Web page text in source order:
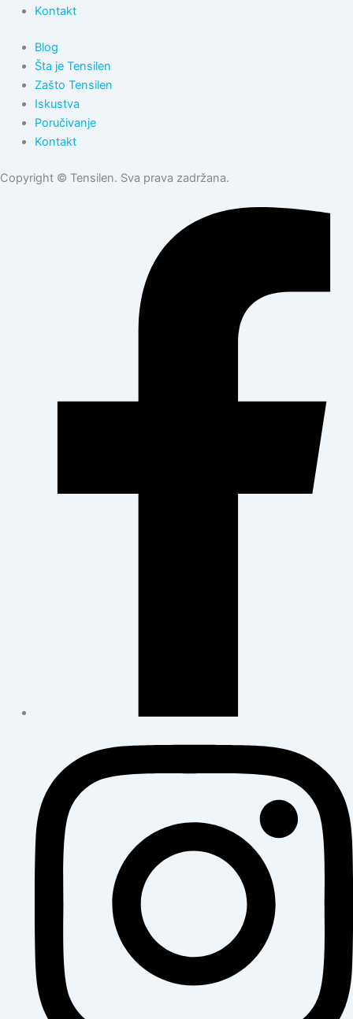
Kontakt
Blog
Šta je Tensilen
Zašto Tensilen
Iskustva
Poručivanje
Kontakt
Copyright © Tensilen. Sva prava zadržana.